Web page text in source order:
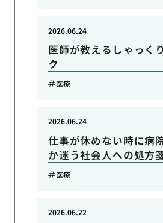
医師が教えるしゃっく
ク
2026.06.24
医療
仕事が休めない時に病
か迷う社会人への処方
2026.06.24
医療
2026.06.22